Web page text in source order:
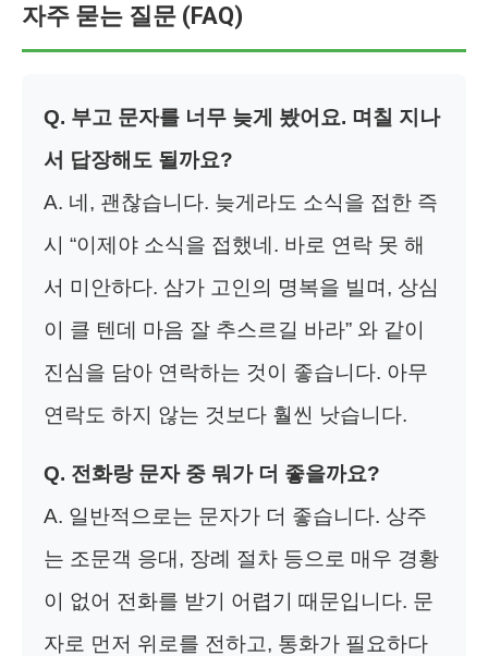
자주 묻는 질문 (FAQ)
Q. 부고 문자를 너무 늦게 봤어요. 며칠 지나
서 답장해도 될까요?
A. 네, 괜찮습니다. 늦게라도 소식을 접한 즉
시 “이제야 소식을 접했네. 바로 연락 못 해
서 미안하다. 삼가 고인의 명복을 빌며, 상심
이 클 텐데 마음 잘 추스르길 바라” 와 같이
진심을 담아 연락하는 것이 좋습니다. 아무
연락도 하지 않는 것보다 훨씬 낫습니다.
Q. 전화랑 문자 중 뭐가 더 좋을까요?
A. 일반적으로는 문자가 더 좋습니다. 상주
는 조문객 응대, 장례 절차 등으로 매우 경황
이 없어 전화를 받기 어렵기 때문입니다. 문
자로 먼저 위로를 전하고, 통화가 필요하다